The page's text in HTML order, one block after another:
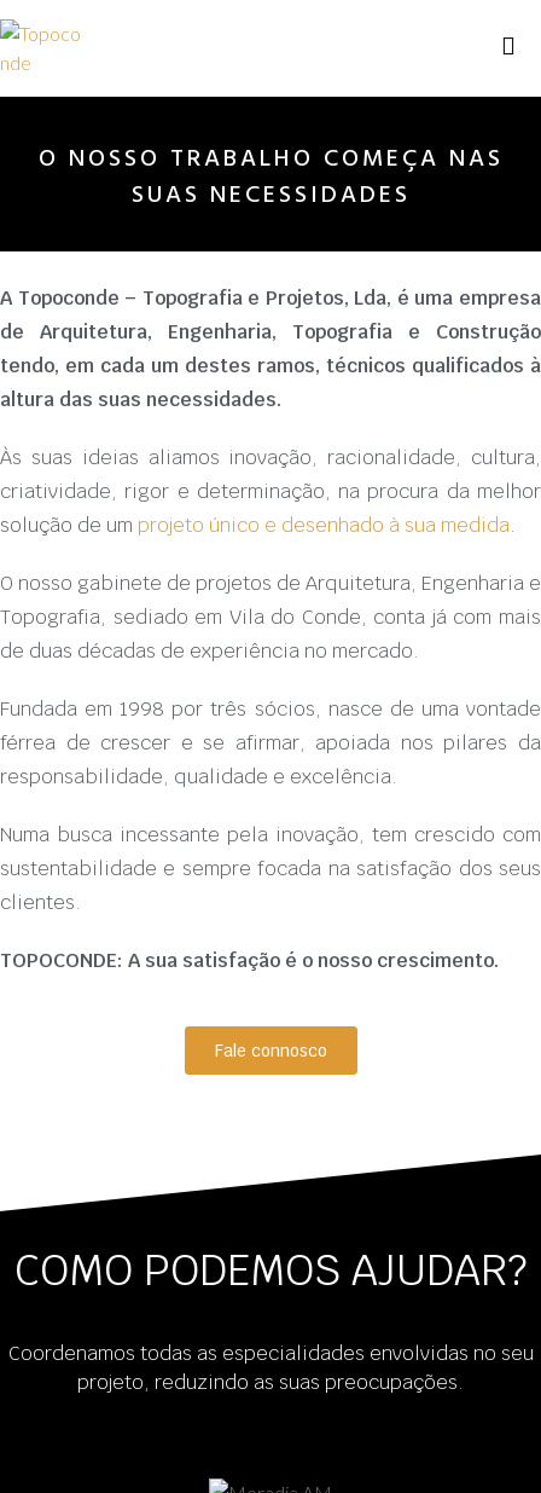
O NOSSO TRABALHO COMEÇA NAS
SUAS NECESSIDADES
A Topoconde – Topografia e Projetos, Lda, é uma empresa
de Arquitetura, Engenharia, Topografia e Construção
tendo, em cada um destes ramos, técnicos qualificados à
altura das suas necessidades.
Às suas ideias aliamos inovação, racionalidade, cultura,
criatividade, rigor e determinação, na procura da melhor
solução de um projeto único e desenhado à sua medida.
O nosso gabinete de projetos de Arquitetura, Engenharia e
Topografia, sediado em Vila do Conde, conta já com mais
de duas décadas de experiência no mercado.
Fundada em 1998 por três sócios, nasce de uma vontade
férrea de crescer e se afirmar, apoiada nos pilares da
responsabilidade, qualidade e excelência.
Numa busca incessante pela inovação, tem crescido com
sustentabilidade e sempre focada na satisfação dos seus
clientes.
TOPOCONDE: A sua satisfação é o nosso crescimento.
Fale connosco
COMO PODEMOS AJUDAR?
Coordenamos todas as especialidades envolvidas no seu
projeto, reduzindo as suas preocupações.